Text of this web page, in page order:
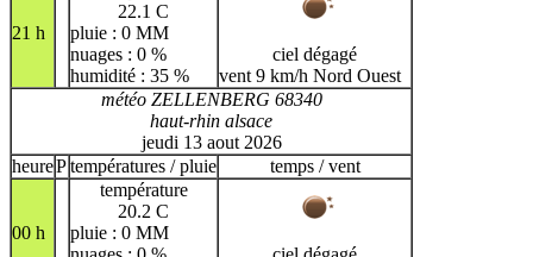
21 h
22.1 C
pluie : 0 MM
nuages : 0 %
humidité : 35 %
ciel dégagé
vent 9 km/h Nord Ouest
météo ZELLENBERG 68340
haut-rhin alsace
jeudi 13 aout 2026
heurePtempératures / pluie temps / vent
00 h
température
20.2 C
pluie : 0 MM